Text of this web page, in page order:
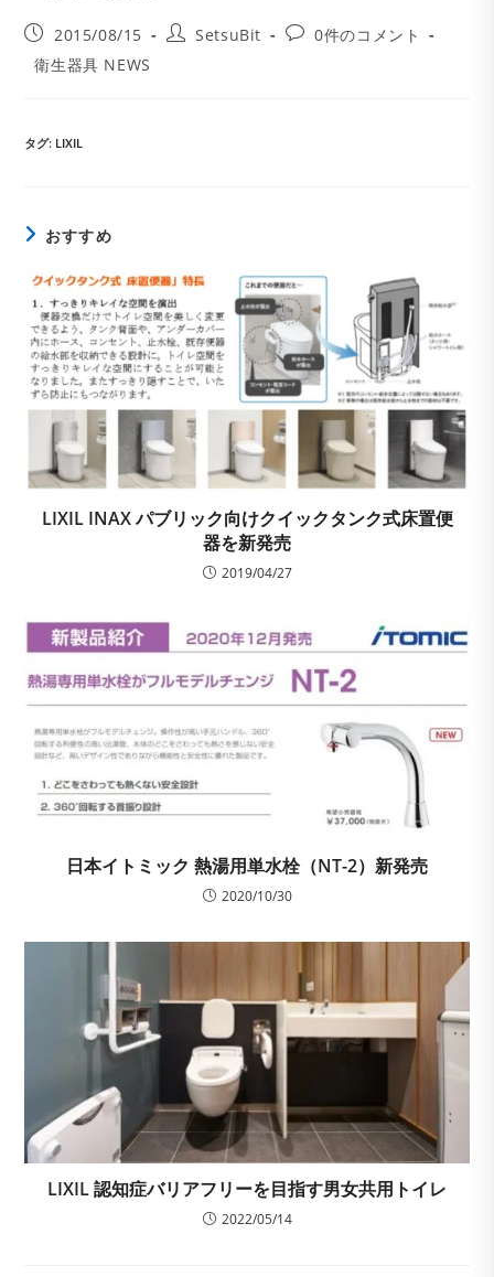
投
稿
公
2015/08/15
投
SetsuBit
投
0件のコメント
投
ゴ
衛生器具 NEWS
タグ: LIXIL
おすすめ
LIXIL INAX パブリック向けクイックタンク式床置便
器を新発売
2019/04/27
日本イトミック 熱湯用単水栓（NT-2）新発売
2020/10/30
LIXIL 認知症バリアフリーを目指す男女共用トイレ
2022/05/14